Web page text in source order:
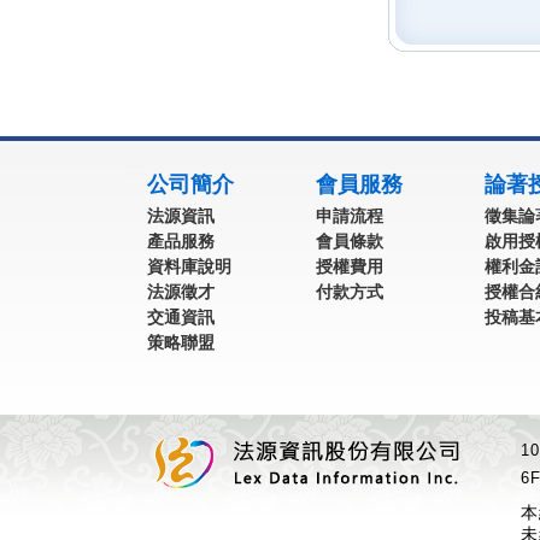
公司簡介
法源資訊
產品服務
資料庫說明
法源徵才
交通資訊
策略聯盟
會員服務
申請流程
會員條款
授權費用
付款方式
論著
徵集論
啟用授
權利金
授權合
投稿基